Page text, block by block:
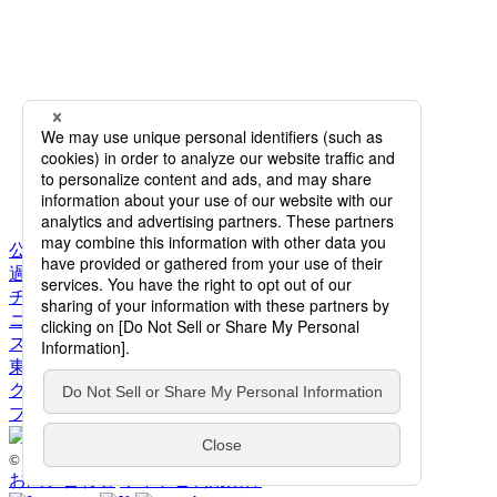
公演情報
過去公演一覧
チケット購入
ニュース
スタッフ&ダンサー
東京バレエ団とは
クラブ・アッサンブレ
ブログ
© 2026 The Tokyo Ballet. All Rights Reserved.
お問い合わせ